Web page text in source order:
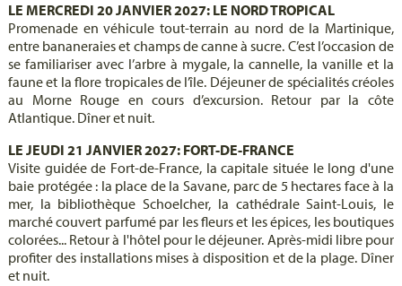
LE MERCREDI 20 JANVIER 2027: LE NORD TROPICAL
Promenade en véhicule tout-terrain au nord de la Martinique,
entre bananeraies et champs de canne à sucre. C’est l’occasion de
se familiariser avec l’arbre à mygale, la cannelle, la vanille et la
faune et la flore tropicales de l’île. Déjeuner de spécialités créoles
au Morne Rouge en cours d’excursion. Retour par la côte
Atlantique. Dîner et nuit.
LE JEUDI 21 JANVIER 2027: FORT-DE-FRANCE
Visite guidée de Fort-de-France, la capitale située le long d'une
baie protégée : la place de la Savane, parc de 5 hectares face à la
mer, la bibliothèque Schoelcher, la cathédrale Saint-Louis, le
marché couvert parfumé par les fleurs et les épices, les boutiques
colorées... Retour à l'hôtel pour le déjeuner. Après-midi libre pour
profiter des installations mises à disposition et de la plage. Dîner
et nuit.